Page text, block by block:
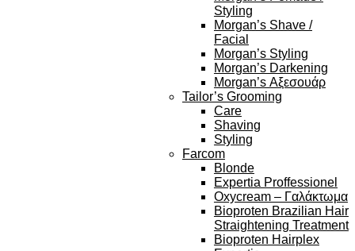
Styling
Morgan’s Shave /
Facial
Morgan’s Styling
Morgan’s Darkening
Morgan’s Αξεσουάρ
Tailor’s Grooming
Care
Shaving
Styling
Farcom
Blonde
Expertia Proffessionel
Oxycream – Γαλάκτωμα
Bioproten Brazilian Hair
Straightening Treatment
Bioproten Hairplex